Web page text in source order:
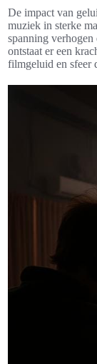
De impact van
muziek in sterke
spanning
ontstaat er een
filmgeluid en sfeer